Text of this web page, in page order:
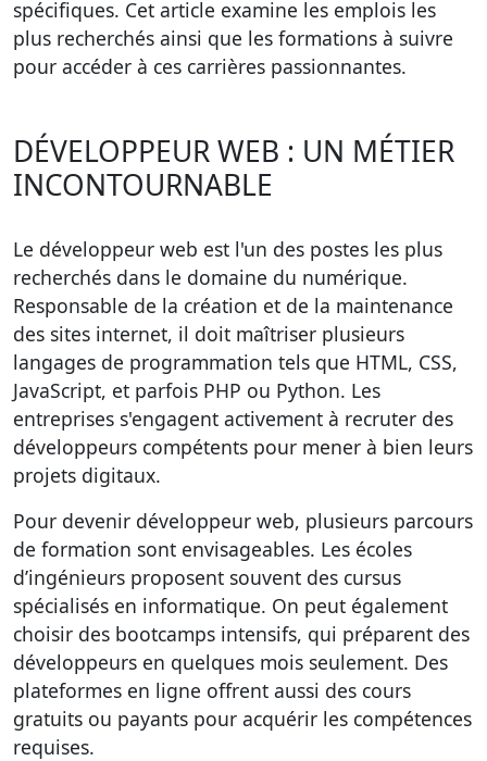
spécifiques. Cet article examine les emplois les
plus recherchés ainsi que les formations à suivre
pour accéder à ces carrières passionnantes.
DÉVELOPPEUR WEB : UN MÉTIER
INCONTOURNABLE
Le développeur web est l'un des postes les plus
recherchés dans le domaine du numérique.
Responsable de la création et de la maintenance
des sites internet, il doit maîtriser plusieurs
langages de programmation tels que HTML, CSS,
JavaScript, et parfois PHP ou Python. Les
entreprises s'engagent activement à recruter des
développeurs compétents pour mener à bien leurs
projets digitaux.
Pour devenir développeur web, plusieurs parcours
de formation sont envisageables. Les écoles
d’ingénieurs proposent souvent des cursus
spécialisés en informatique. On peut également
choisir des bootcamps intensifs, qui préparent des
développeurs en quelques mois seulement. Des
plateformes en ligne offrent aussi des cours
gratuits ou payants pour acquérir les compétences
requises.